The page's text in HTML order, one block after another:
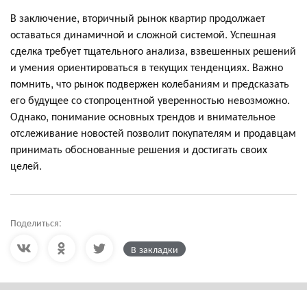
В заключение, вторичный рынок квартир продолжает
оставаться динамичной и сложной системой. Успешная
сделка требует тщательного анализа, взвешенных решений
и умения ориентироваться в текущих тенденциях. Важно
помнить, что рынок подвержен колебаниям и предсказать
его будущее со стопроцентной уверенностью невозможно.
Однако, понимание основных трендов и внимательное
отслеживание новостей позволит покупателям и продавцам
принимать обоснованные решения и достигать своих
целей.
Поделиться:
В закладки